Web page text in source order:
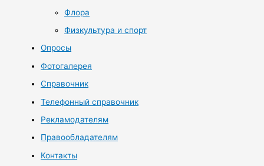
Флора
Физкультура и спорт
Опросы
Фотогалерея
Справочник
Телефонный справочник
Рекламодателям
Правообладателям
Контакты